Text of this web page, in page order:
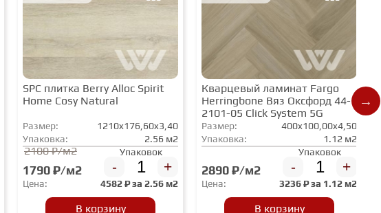
SPC плитка Berry Alloc Spirit
Home Cosy Natural
Размер:
1210x176,60x3,40
Упаковка:
2.56 м2
2100 ₽/м2
1790 ₽/м2
Упаковок
- +
Цена: 4582₽ за 2.56 м2
В корзину
Кварцевый ламинат Fargo
Herringbone Вяз Оксфорд 44-
2101-05 Click System 5G
Размер:
400x100,00x4,50
Упаковка:
1.12 м2
2890 ₽/м2
Упаковок
- +
Цена: 3236₽ за 1.12 м2
В корзину